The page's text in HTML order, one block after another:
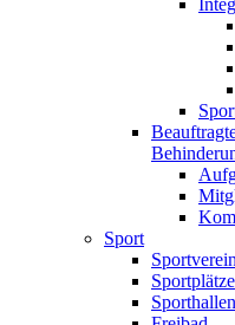
Sport
Sportplätze
Sporthallen